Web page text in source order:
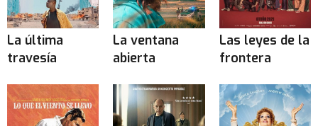
La última
travesía
La ventana
abierta
Las leyes de la
frontera